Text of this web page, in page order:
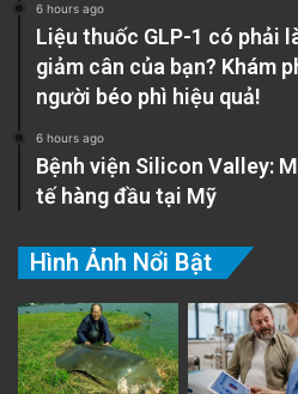
6 hours ago
Liệu thuốc GLP-1 có phải
giảm cân của bạn? Khám
người béo phì hiệu quả!
6 hours ago
Bệnh viện Silicon Valley:
tế hàng đầu tại Mỹ
Hình Ảnh Nổi Bật